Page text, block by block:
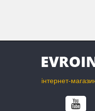
інтернет-